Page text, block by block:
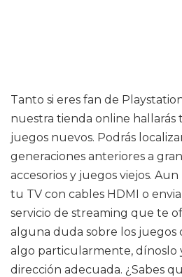
Tanto si eres fan de
nuestra tienda online hallarás
juegos nuevos. Podrás
generaciones anteriores a
accesorios y juegos viejos.
tu TV con cables HDMI o
servicio de streaming que te
alguna duda sobre los juegos
algo particularmente, dínoslo
dirección adecuada. ¿Sabes